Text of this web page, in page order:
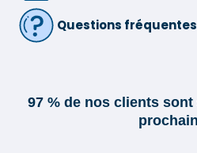
Questions fréquentes